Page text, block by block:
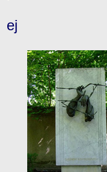
ej